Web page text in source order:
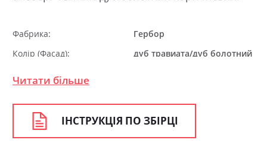
Фабрика:
Гербор
Колір (Фасад):
дуб травиата/дуб болотний
Колір (Корпус):
Колір матеріалу
дуб травіата/дуб болотний
коричневий
Стиль
мінімалізм, модерн
Читати більше
ІНСТРУКЦІЯ ПО ЗБІРЦІ